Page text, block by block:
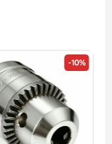
-10%